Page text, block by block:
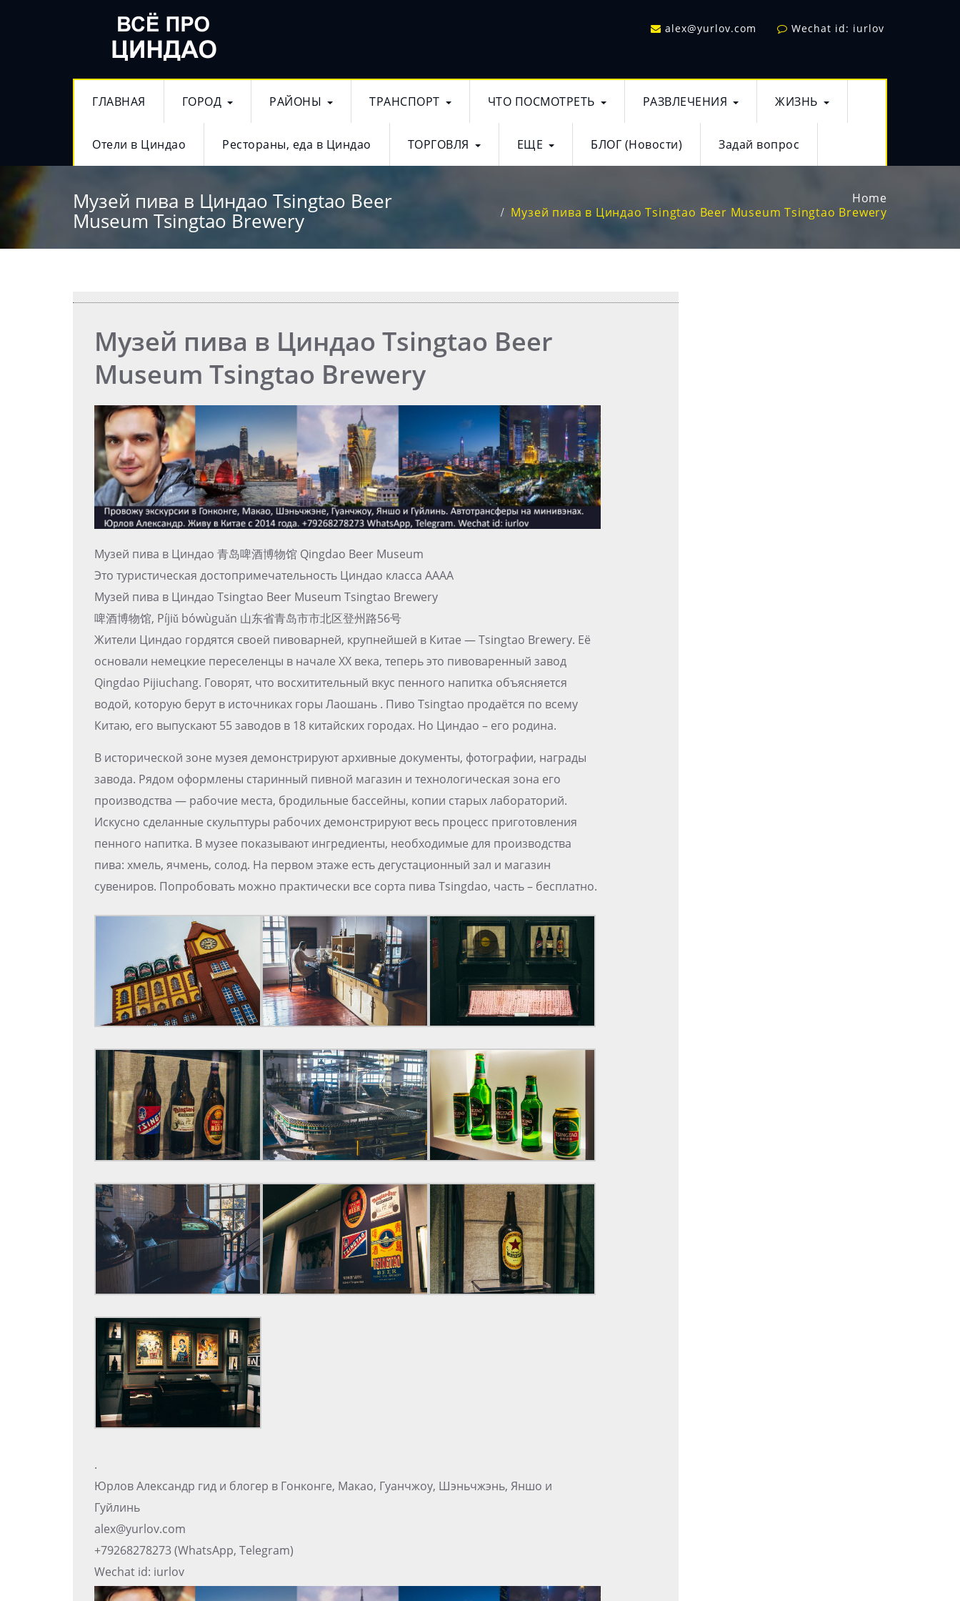
alex@yurlov.com Wechat id: iurlov
ГЛАВНАЯ ГОРОД РАЙОНЫ ТРАНСПОРТ ЧТО ПОСМОТРЕТЬ РАЗВЛЕЧЕНИЯ ЖИЗНЬ
Отели в Циндао Рестораны, еда в Циндао ТОРГОВЛЯ ЕЩЕ БЛОГ (Новости) Задай вопрос
Музей пива в Циндао Tsingtao Beer
Museum Tsingtao Brewery
Home
Музей пива в Циндао Tsingtao Beer Museum Tsingtao Brewery
Музей пива в Циндао Tsingtao Beer
Museum Tsingtao Brewery
Музей пива в Циндао 青岛啤酒博物馆 Qingdao Beer Museum
Это туристическая достопримечательность Циндао класса АААА
Музей пива в Циндао Tsingtao Beer Museum Tsingtao Brewery
啤酒博物馆, Píjiǔ bówùguǎn 山东省青岛市市北区登州路56号
Жители Циндао гордятся своей пивоварней, крупнейшей в Китае — Tsingtao Brewery. Её
основали немецкие переселенцы в начале ХХ века, теперь это пивоваренный завод
Qingdao Pijiuchang. Говорят, что восхитительный вкус пенного напитка объясняется
водой, которую берут в источниках горы Лаошань . Пиво Tsingtao продаётся по всему
Китаю, его выпускают 55 заводов в 18 китайских городах. Но Циндао – его родина.
В исторической зоне музея демонстрируют архивные документы, фотографии, награды
завода. Рядом оформлены старинный пивной магазин и технологическая зона его
производства — рабочие места, бродильные бассейны, копии старых лабораторий.
Искусно сделанные скульптуры рабочих демонстрируют весь процесс приготовления
пенного напитка. В музее показывают ингредиенты, необходимые для производства
пива: хмель, ячмень, солод. На первом этаже есть дегустационный зал и магазин
сувениров. Попробовать можно практически все сорта пива Tsingdao, часть – бесплатно.
.
Юрлов Александр гид и блогер в Гонконге, Макао, Гуанчжоу, Шэньчжэнь, Яншо и
Гуйлинь
alex@yurlov.com
+79268278273 (WhatsApp, Telegram)
Wechat id: iurlov